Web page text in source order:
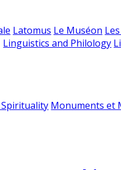
Latomus Le Muséon
Linguistics and Philology
Monuments et